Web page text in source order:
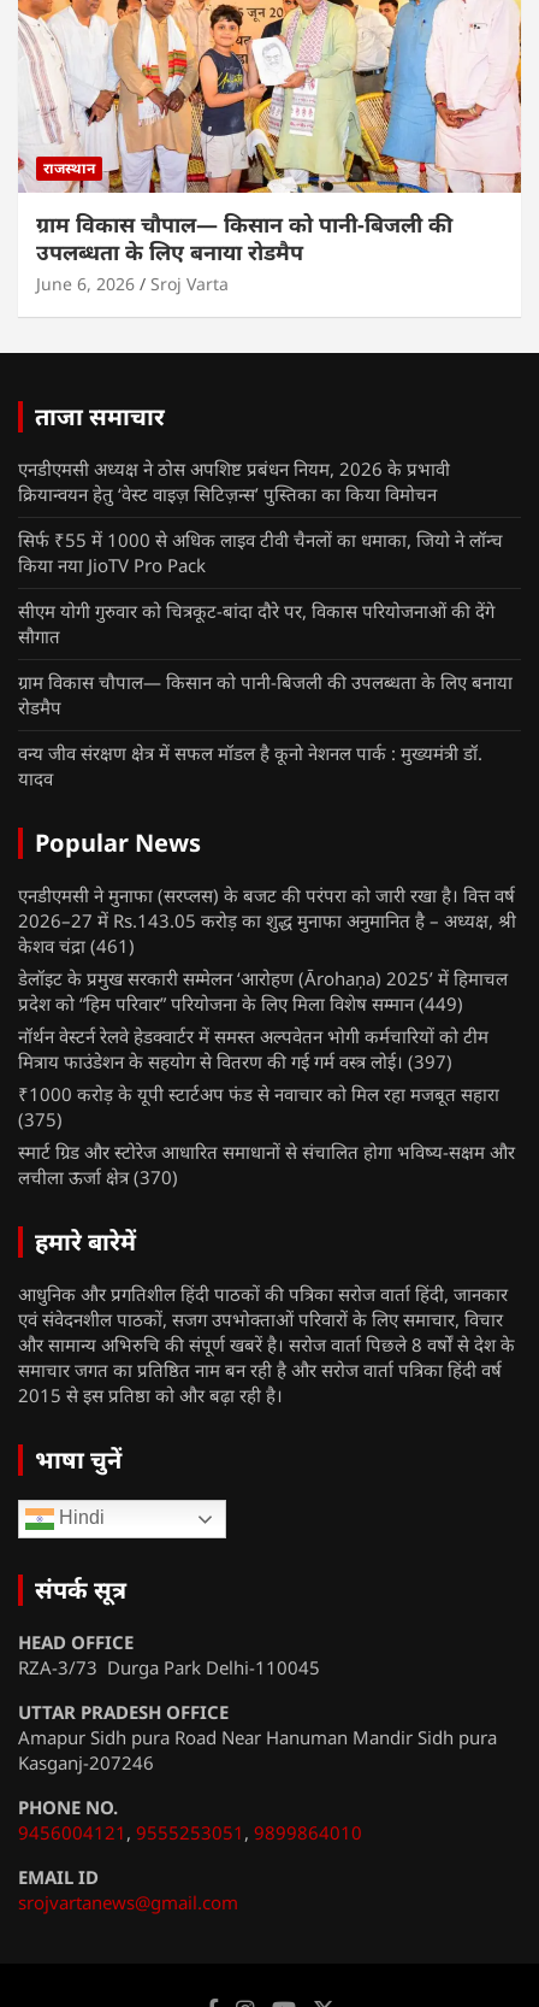
राजस्थान
ग्राम विकास चौपाल— किसान को पानी-बिजली की
उपलब्धता के लिए बनाया रोडमैप
June 6, 2026 Sroj Varta
ताजा समाचार
एनडीएमसी अध्यक्ष ने ठोस अपशिष्ट प्रबंधन नियम, 2026 के प्रभावी
क्रियान्वयन हेतु ‘वेस्ट वाइज़ सिटिज़न्स’ पुस्तिका का किया विमोचन
सिर्फ ₹55 में 1000 से अधिक लाइव टीवी चैनलों का धमाका, जियो ने लॉन्च
किया नया JioTV Pro Pack
सीएम योगी गुरुवार को चित्रकूट-बांदा दौरे पर, विकास परियोजनाओं की देंगे
सौगात
ग्राम विकास चौपाल— किसान को पानी-बिजली की उपलब्धता के लिए बनाया
रोडमैप
वन्य जीव संरक्षण क्षेत्र में सफल मॉडल है कूनो नेशनल पार्क : मुख्यमंत्री डॉ.
यादव
Popular News
एनडीएमसी ने मुनाफा (सरप्लस) के बजट की परंपरा को जारी रखा है। वित्त वर्ष
2026–27 में Rs.143.05 करोड़ का शुद्ध मुनाफा अनुमानित है – अध्यक्ष, श्री
केशव चंद्रा (461)
डेलॉइट के प्रमुख सरकारी सम्मेलन ‘आरोहण (Ārohaṇa) 2025’ में हिमाचल
प्रदेश को “हिम परिवार” परियोजना के लिए मिला विशेष सम्मान (449)
नॉर्थन वेस्टर्न रेलवे हेडक्वार्टर में समस्त अल्पवेतन भोगी कर्मचारियों को टीम
मित्राय फाउंडेशन के सहयोग से वितरण की गई गर्म वस्त्र लोई। (397)
₹1000 करोड़ के यूपी स्टार्टअप फंड से नवाचार को मिल रहा मजबूत सहारा
(375)
स्मार्ट ग्रिड और स्टोरेज आधारित समाधानों से संचालित होगा भविष्य-सक्षम और
लचीला ऊर्जा क्षेत्र (370)
हमारे बारेमें
आधुनिक और प्रगतिशील हिंदी पाठकों की पत्रिका सरोज वार्ता हिंदी, जानकार
एवं संवेदनशील पाठकों, सजग उपभोक्ताओं परिवारों के लिए समाचार, विचार
और सामान्य अभिरुचि की संपूर्ण खबरें है। सरोज वार्ता पिछले 8 वर्षों से देश के
समाचार जगत का प्रतिष्ठित नाम बन रही है और सरोज वार्ता पत्रिका हिंदी वर्ष
2015 से इस प्रतिष्ठा को और बढ़ा रही है।
भाषा चुनें
Hindi
संपर्क सूत्र
HEAD OFFICE
RZA-3/73 Durga Park Delhi-110045
UTTAR PRADESH OFFICE
Amapur Sidh pura Road Near Hanuman Mandir Sidh pura
Kasganj-207246
PHONE NO.
9456004121 , 9555253051 , 9899864010
EMAIL ID
srojvartanews@gmail.com